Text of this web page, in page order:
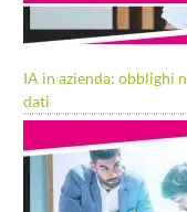
IA in azienda: obblighi
dati